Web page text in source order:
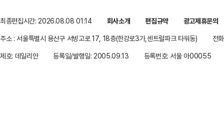
최종편집시간: 2026.08.08 01:14 회사소개 편집규약
광고제휴문의
주소 : 서울특별시 용산구 서빙고로 17, 18층(한강로3가,센트럴파크 타워동)
전
제호: 데일리안
등록일/발행일: 2005.09.13 등록번호: 서울 아00055